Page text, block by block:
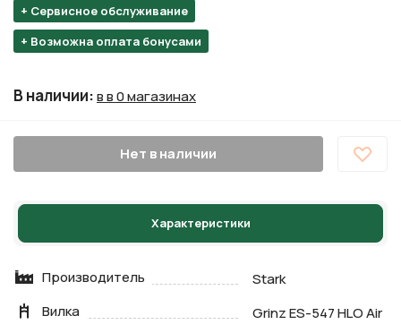
+ Сервисное обслуживание
+ Возможна оплата бонусами
В наличии:в в 0 магазинах
Нет в наличии
Характеристики
Производитель
Stark
Вилка
Grinz ES-547 HLO Air